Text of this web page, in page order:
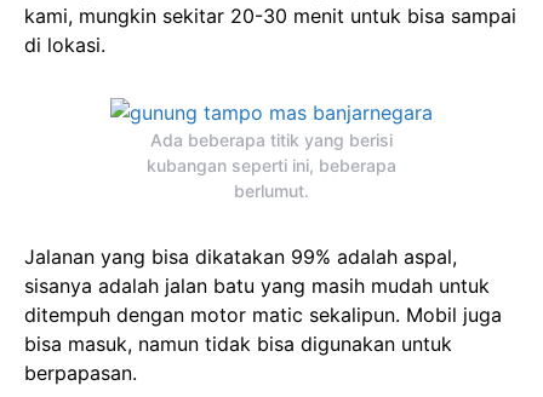
kami, mungkin sekitar 20-30 menit untuk bisa sampai
di lokasi.
Ada beberapa titik yang berisi
kubangan seperti ini, beberapa
berlumut.
Jalanan yang bisa dikatakan 99% adalah aspal,
sisanya adalah jalan batu yang masih mudah untuk
ditempuh dengan motor matic sekalipun. Mobil juga
bisa masuk, namun tidak bisa digunakan untuk
berpapasan.